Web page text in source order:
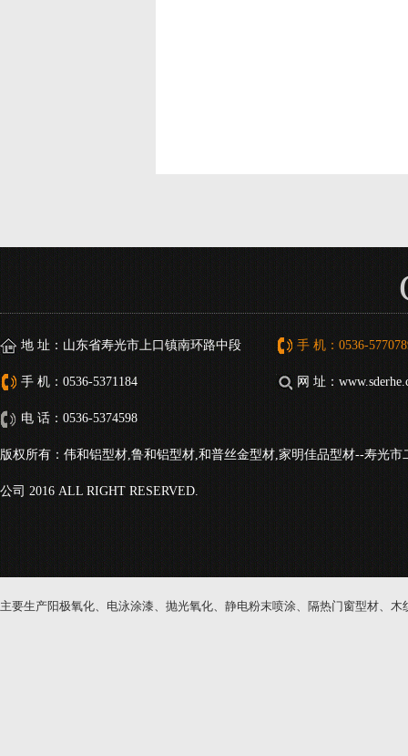
地 址：山东省寿光市上口镇南环路中段 手 机：0536-
手 机：0536-5371184 网 址：
电 话：0536-5374598
版权所有：伟和铝型材,鲁和铝型材,和普丝金型材,家明佳品型材--寿光市
公司 2016 ALL RIGHT RESERVED.
主要生产阳极氧化、电泳涂漆、抛光氧化、静电粉末喷涂、隔热门窗型材、